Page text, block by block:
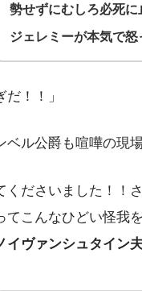
勢せずにむしろ必死に
ジェレミーが本気で怒
だ！！」
ベル公爵も喧嘩の現
くださいました！！
てこんなひどい怪我
イヴァンシュタイン